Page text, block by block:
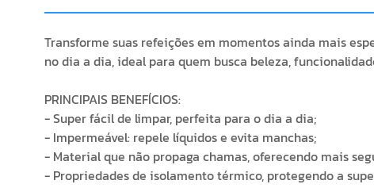
Transforme suas refeições em momentos ainda mais
no dia a dia, ideal para quem busca beleza,
PRINCIPAIS BENEFÍCIOS:
- Super fácil de limpar, perfeita para o dia a dia;
- Impermeável: repele líquidos e evita manchas;
- Material que não propaga chamas, oferecendo mais
- Propriedades de isolamento térmico, protegendo a